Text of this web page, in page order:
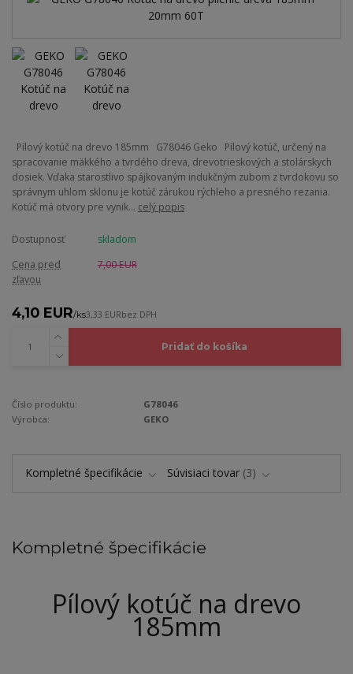
Pílový kotúč na drevo 185mm G78046 Geko Pílový kotúč, určený na
spracovanie mäkkého a tvrdého dreva, drevotrieskových a stolárskych
dosiek. Vďaka starostlivo spájkovaným indukčným zubom z tvrdokovu so
správnym uhlom sklonu je kotúč zárukou rýchleho a presného rezania.
Kotúč má otvory pre vynik... celý popis
Dostupnosť
skladom
Cena pred
zľavou
7,00 EUR
4,10 EUR/ks3,33 EURbez DPH
Pridať do košíka
Číslo produktu:
G78046
Výrobca:
GEKO
Kompletné špecifikácie Súvisiaci tovar 3
Kompletné špecifikácie
Pílový kotúč na drevo
185mm